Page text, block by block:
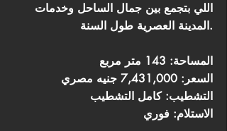
اللي بتجمع بين جمال الساحل وخدمات
المدينة العصرية طول السنة.
المساحة: 143 متر مربع
السعر: 7,431,000 جنيه مصري
التشطيب: كامل التشطيب
الاستلام: فوري